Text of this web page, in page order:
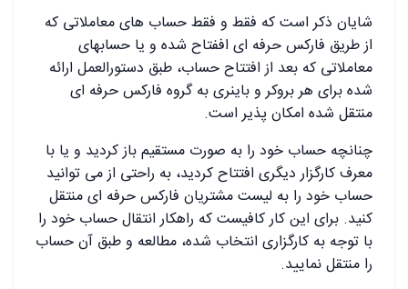
شایان ذکر است که فقط و فقط حساب های معاملاتی که
از طریق فارکس حرفه ای اففتاح شده و یا حسابهای
معاملاتی که بعد از افتتاح حساب، طبق دستورالعمل ارائه
شده برای هر بروکر و باینری به گروه فارکس حرفه ای
منتقل شده امکان پذیر است.
چنانچه حساب خود را به صورت مستقیم باز کردید و یا با
معرف کارگزار دیگری افتتاح کردید، به راحتی از می توانید
حساب خود را به لیست مشتریان فارکس حرفه ای منتقل
کنید. برای این کار کافیست که راهکار انتقال حساب خود را
با توجه به کارگزاری انتخاب شده، مطالعه و طبق آن حساب
را منتقل نمایید.